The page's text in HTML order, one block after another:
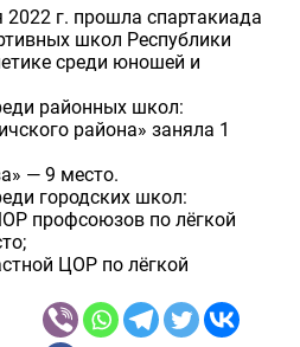
2022 г. прошла спартакиада
школ Республики
среди юношей и
районных школ:
района» заняла 1
— 9 место.
городских школ:
профсоюзов по лёгкой
ЦОР по лёгкой